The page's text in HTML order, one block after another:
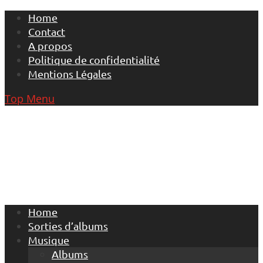
Skip
content
Home
Contact
A propos
Politique de confidentialité
Mentions Légales
Top Menu
Home
Sorties d’albums
Musique
Albums